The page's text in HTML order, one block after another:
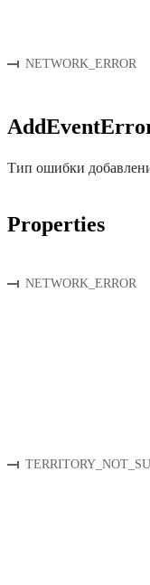
NETWORK_ERROR
Тип ошибки
Properties
NETWORK_ERROR